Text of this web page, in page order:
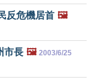
反危機居首 🖼️
市長 🖼️ 2003/6/25